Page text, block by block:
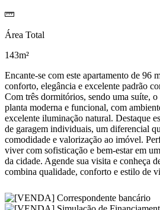
Área Total
143m²
Encante-se com este apartamento de 96
conforto, elegância e excelente padrão
Com três dormitórios, sendo uma suíte,
planta moderna e funcional, com
excelente iluminação natural. Destaque
de garagem individuais, um diferencial
comodidade e valorização ao imóvel.
viver com sofisticação e bem-estar em
da cidade. Agende sua visita e conheça
combina qualidade, conforto e estilo de